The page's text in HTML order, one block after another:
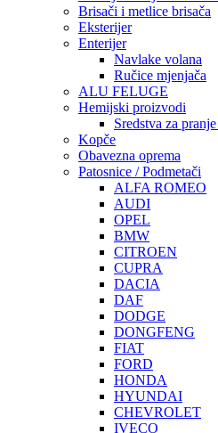
Brisači i metlice brisača
Eksterijer
Enterijer
Navlake volana
Ručice mjenjača
ALU FELUGE
Hemijski proizvodi
Sredstva za
Kopče
Obavezna oprema
Patosnice / Podmetači
ALFA ROMEO
AUDI
OPEL
BMW
CITROEN
CUPRA
DACIA
DAF
DODGE
DONGFENG
FIAT
FORD
HONDA
HYUNDAI
CHEVROLET
IVECO